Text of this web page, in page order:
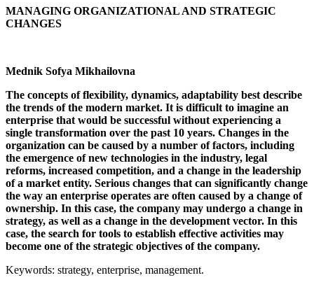
MANAGING ORGANIZATIONAL AND STRATEGIC
CHANGES
Mednik Sofya Mikhailovna
The concepts of flexibility, dynamics, adaptability best describe
the trends of the modern market. It is difficult to imagine an
enterprise that would be successful without experiencing a
single transformation over the past 10 years. Changes in the
organization can be caused by a number of factors, including
the emergence of new technologies in the industry, legal
reforms, increased competition, and a change in the leadership
of a market entity. Serious changes that can significantly change
the way an enterprise operates are often caused by a change of
ownership. In this case, the company may undergo a change in
strategy, as well as a change in the development vector. In this
case, the search for tools to establish effective activities may
become one of the strategic objectives of the company.
Keywords: strategy, enterprise, management.